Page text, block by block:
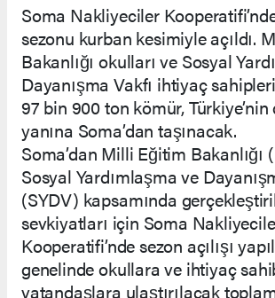
Soma Nakliyeciler
sezonu kurban kesimiyle açıldı.
Bakanlığı okulları ve Sosyal
Dayanışma Vakfı ihtiyaç
97 bin 900 ton kömür,
yanına Soma’dan taşınacak.
Soma’dan Milli Eğitim Bakanlığı
Sosyal Yardımlaşma ve
(SYDV) kapsamında
sevkiyatları için Soma
Kooperatifi’nde sezon açılışı
genelinde okullara ve ihtiyaç
vatandaşlara ulaştırılacak